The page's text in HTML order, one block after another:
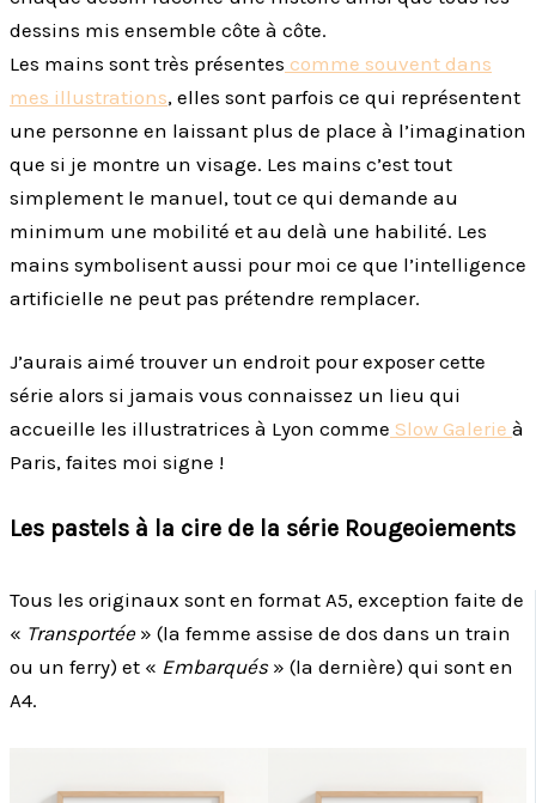
dessins mis ensemble côte à côte.
Les mains sont très présentes comme souvent dans
mes illustrations, elles sont parfois ce qui représentent
une personne en laissant plus de place à l’imagination
que si je montre un visage. Les mains c’est tout
simplement le manuel, tout ce qui demande au
minimum une mobilité et au delà une habilité. Les
mains symbolisent aussi pour moi ce que l’intelligence
artificielle ne peut pas prétendre remplacer.
J’aurais aimé trouver un endroit pour exposer cette
série alors si jamais vous connaissez un lieu qui
accueille les illustratrices à Lyon comme Slow Galerie à
Paris, faites moi signe !
Les pastels à la cire de la série Rougeoiements
Tous les originaux sont en format A5, exception faite de
« Transportée » (la femme assise de dos dans un train
ou un ferry) et « Embarqués» (la dernière) qui sont en
A4.